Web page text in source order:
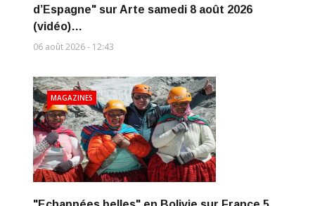
d’Espagne" sur Arte samedi 8 août 2026
(vidéo)…
06 août 2026 - 12:43
MAGAZINES